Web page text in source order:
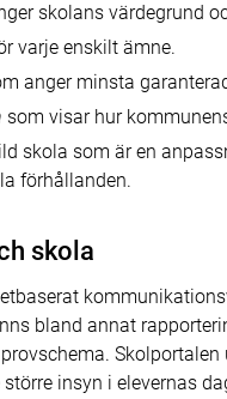
skolans värdegrund
varje enskilt ämne.
anger minsta
som visar hur
skola som är en
förhållanden.
skola
bland annat
insyn i elevernas